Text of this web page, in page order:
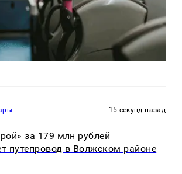
15 секунд назад
за 179 млн рублей
путепровод в Волжском районе